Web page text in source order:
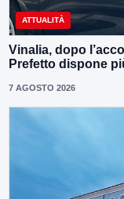
ATTUALITÀ
Vinalia, dopo
Prefetto dispone
7 AGOSTO 2026